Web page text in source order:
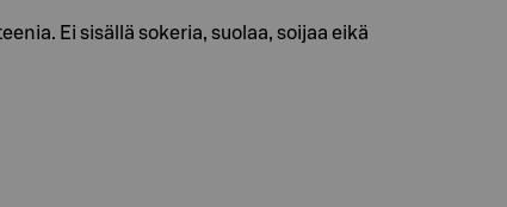
Ei sisällä sokeria, suolaa, soijaa eikä